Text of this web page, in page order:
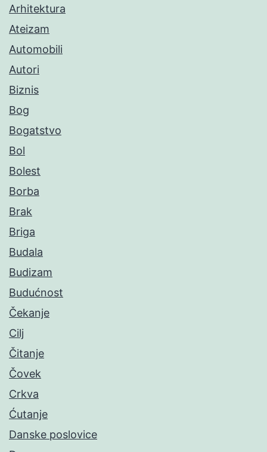
Arhitektura
Ateizam
Automobili
Autori
Biznis
Bog
Bogatstvo
Bol
Bolest
Borba
Brak
Briga
Budala
Budizam
Budućnost
Čekanje
Cilj
Čitanje
Čovek
Crkva
Ćutanje
Danske poslovice